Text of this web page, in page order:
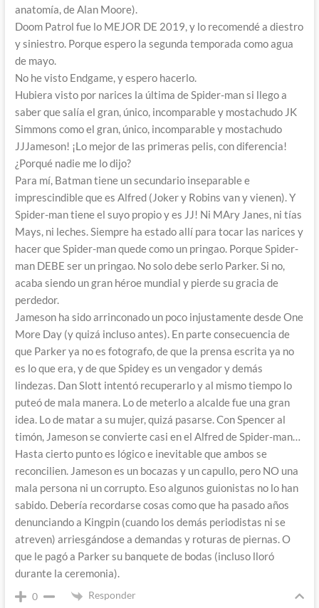
anatomía, de Alan Moore).
Doom Patrol fue lo MEJOR DE 2019, y lo recomendé a diestro
y siniestro. Porque espero la segunda temporada como agua
de mayo.
No he visto Endgame, y espero hacerlo.
Hubiera visto por narices la última de Spider-man si llego a
saber que salía el gran, único, incomparable y mostachudo JK
Simmons como el gran, único, incomparable y mostachudo
JJJameson! ¡Lo mejor de las primeras pelis, con diferencia!
¿Porqué nadie me lo dijo?
Para mí, Batman tiene un secundario inseparable e
imprescindible que es Alfred (Joker y Robins van y vienen). Y
Spider-man tiene el suyo propio y es JJ! Ni MAry Janes, ni tías
Mays, ni leches. Siempre ha estado allí para tocar las narices y
hacer que Spider-man quede como un pringao. Porque Spider-
man DEBE ser un pringao. No solo debe serlo Parker. Si no,
acaba siendo un gran héroe mundial y pierde su gracia de
perdedor.
Jameson ha sido arrinconado un poco injustamente desde One
More Day (y quizá incluso antes). En parte consecuencia de
que Parker ya no es fotografo, de que la prensa escrita ya no
es lo que era, y de que Spidey es un vengador y demás
lindezas. Dan Slott intentó recuperarlo y al mismo tiempo lo
puteó de mala manera. Lo de meterlo a alcalde fue una gran
idea. Lo de matar a su mujer, quizá pasarse. Con Spencer al
timón, Jameson se convierte casi en el Alfred de Spider-man…
Hasta cierto punto es lógico e inevitable que ambos se
reconcilien. Jameson es un bocazas y un capullo, pero NO una
mala persona ni un corrupto. Eso algunos guionistas no lo han
sabido. Debería recordarse cosas como que ha pasado años
denunciando a Kingpin (cuando los demás periodistas ni se
atreven) arriesgándose a demandas y roturas de piernas. O
que le pagó a Parker su banquete de bodas (incluso lloró
durante la ceremonia).
0 Responder